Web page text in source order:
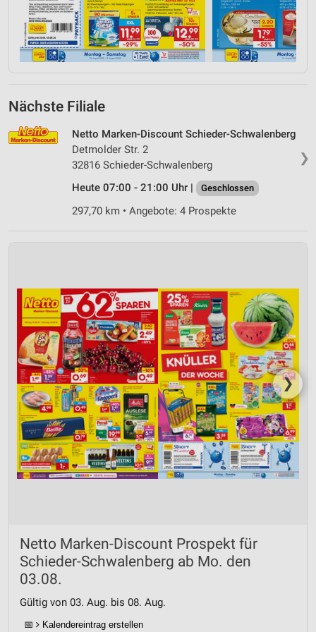
Nächste Filiale
❯
Netto Marken-Discount Schieder-Schwalenberg
Detmolder Str. 2
32816 Schieder-Schwalenberg
Heute 07:00 - 21:00 Uhr |
Geschlossen
297,70 km • Angebote: 4 Prospekte
❯
Netto Marken-Discount Prospekt für
Schieder-Schwalenberg ab Mo. den
03.08.
Gültig von 03. Aug. bis 08. Aug.
📅 Kalendereintrag erstellen